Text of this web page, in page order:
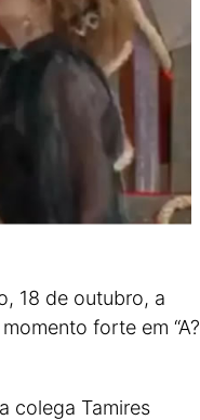
18 de outubro, a
forte em “A?
colega Tamires